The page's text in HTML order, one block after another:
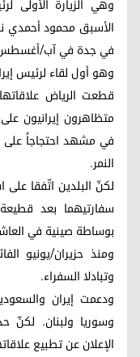
وهي الزيارة الأولى
الأسبق محمود أحمدي
في جدة في آب/أغسطس
وهو أول لقاء لرئيس
متظاهرون إيرانيون
في مشهد احتجاجاً على
النمر.
لكنّ البلدين اتّفقا على
سفارتيهما بعد
بوساطة صينية في
ومنذ حزيران/يونيو
وتبادلا السفراء.
ودعمت إيران
وسوريا ولبنان. لكنّ
الإعلان عن تطبيع